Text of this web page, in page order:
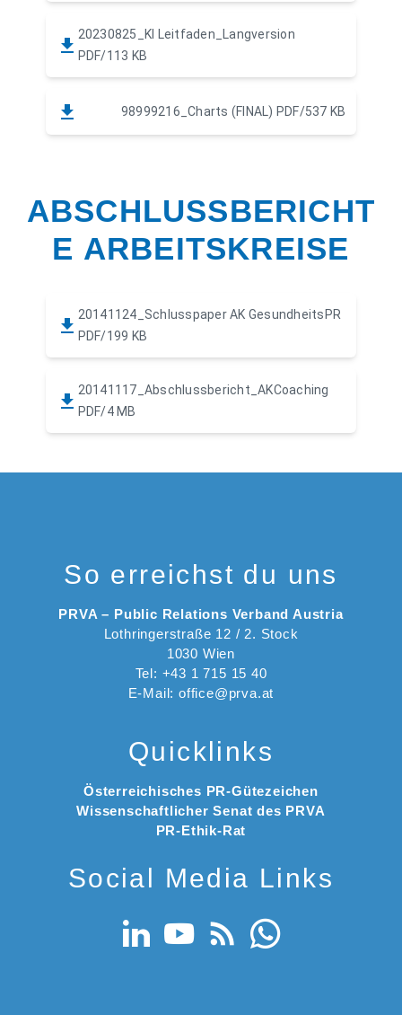
20230825_KI Leitfaden_Langversion
PDF/113 KB
98999216_Charts (FINAL) PDF/537 KB
ABSCHLUSSBERICHT
E ARBEITSKREISE
20141124_Schlusspaper AK GesundheitsPR
PDF/199 KB
20141117_Abschlussbericht_AKCoaching
PDF/4 MB
So erreichst du uns
PRVA – Public Relations Verband Austria
Lothringerstraße 12 / 2. Stock
1030 Wien
Tel: +43 1 715 15 40
E-Mail: office@prva.at
Quicklinks
Österreichisches PR-Gütezeichen
Wissenschaftlicher Senat des PRVA
PR-Ethik-Rat
Social Media Links